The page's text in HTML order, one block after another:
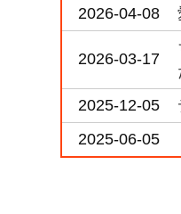
2026-04-08
2026-03-17
2025-12-05
2025-06-05